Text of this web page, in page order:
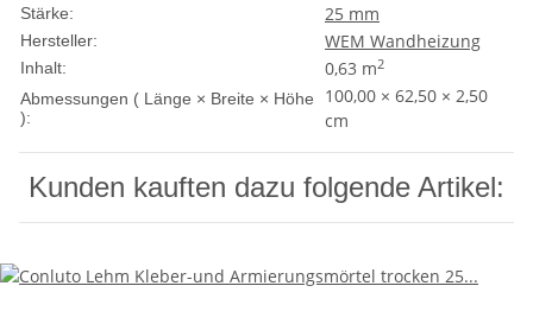
Stärke: 25 mm
Hersteller: WEM Wandheizung
Inhalt: 0,63 m2
Abmessungen ( Länge × Breite × Höhe
):
100,00 × 62,50 × 2,50
cm
Kunden kauften dazu folgende Artikel: